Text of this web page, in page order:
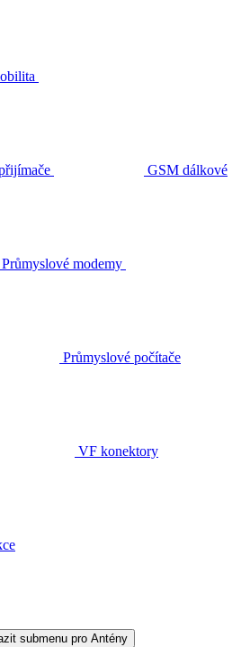
GSM dálkové
Průmyslové modemy
Průmyslové počítače
VF konektory
submenu pro Antény